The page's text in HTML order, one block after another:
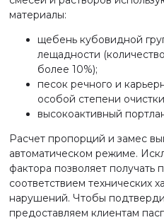
материалы:
щебень кубовидной
лещадности
более 10%);
песок речного и
особой степени
высокоактивный
Расчет пропорций и замес
автоматическом режиме.
фактора позволяет
соответствием технических
нарушений. Чтобы
предоставляем клиентам